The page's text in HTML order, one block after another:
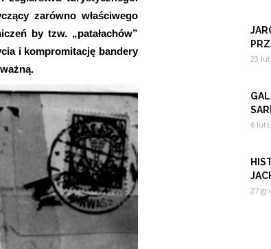
zarówno właściwego
by tzw. „patałachów”
i kompromitację bandery
23
6
27